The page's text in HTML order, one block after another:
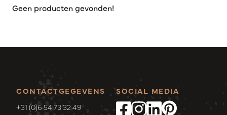
Geen producten gevonden!
CONTACTGEGEVENS
+31 (0)6 54 73 32 49
SOCIAL MEDIA